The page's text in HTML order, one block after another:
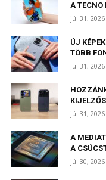
A TECNO
júl 31, 2026
ÚJ
TÖBB
júl 31, 2026
júl 31, 2026
A
A
júl 30, 2026